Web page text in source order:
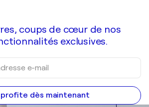
coups de cœur de nos
exclusives.
profite dès maintenant